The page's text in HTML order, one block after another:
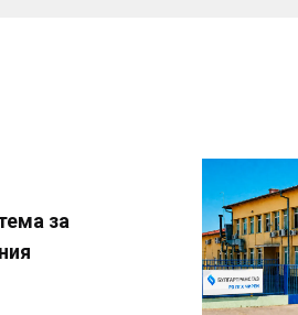
за